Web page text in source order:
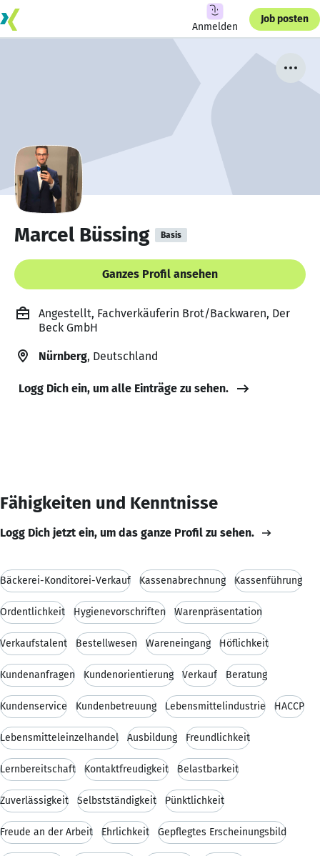
Anmelden
Job posten
Marcel Büssing Basis
Ganzes Profil ansehen
Angestellt, Fachverkäuferin Brot/Backwaren, Der
Beck GmbH
Nürnberg, Deutschland
Logg Dich ein, um alle Einträge zu sehen.
Fähigkeiten und Kenntnisse
Logg Dich jetzt ein, um das ganze Profil zu sehen.
Bäckerei-Konditorei-Verkauf Kassenabrechnung Kassenführung
Ordentlichkeit Hygienevorschriften Warenpräsentation
Verkaufstalent Bestellwesen Wareneingang Höflichkeit
Kundenanfragen Kundenorientierung Verkauf Beratung
Kundenservice Kundenbetreuung Lebensmittelindustrie HACCP
Lebensmitteleinzelhandel Ausbildung Freundlichkeit
Lernbereitschaft Kontaktfreudigkeit Belastbarkeit
Zuverlässigkeit Selbstständigkeit Pünktlichkeit
Freude an der Arbeit Ehrlichkeit Gepflegtes Erscheinungsbild